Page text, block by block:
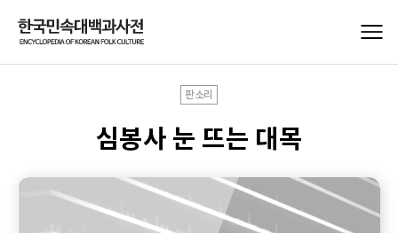
판소리
심봉사 눈 뜨는 대목